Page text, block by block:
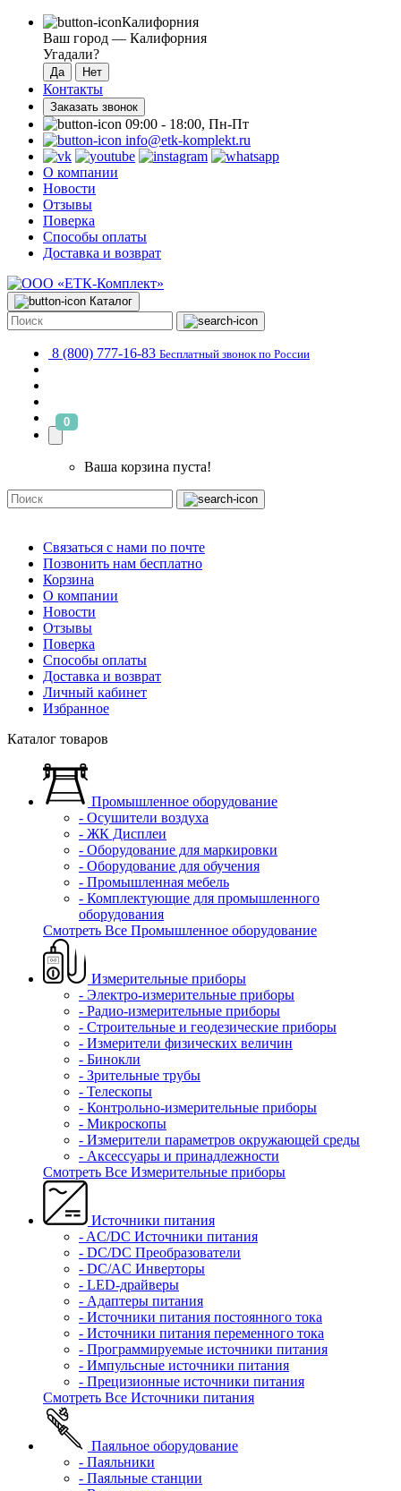
Калифорния
Ваш город — Калифорния
Угадали?
Контакты
Заказать звонок
09:00 - 18:00, Пн-Пт
info@etk-komplekt.ru
О компании
Новости
Отзывы
Поверка
Способы оплаты
Доставка и возврат
Каталог
8 (800) 777-16-83 Бесплатный звонок по России
0
Ваша корзина пуста!
Связаться с нами по почте
Позвонить нам бесплатно
Корзина
О компании
Новости
Отзывы
Поверка
Способы оплаты
Доставка и возврат
Личный кабинет
Избранное
Каталог товаров
Промышленное оборудование
- Осушители воздуха
- ЖК Дисплеи
- Оборудование для маркировки
- Оборудование для обучения
- Промышленная мебель
- Комплектующие для промышленного
оборудования
Смотреть Все Промышленное оборудование
Измерительные приборы
- Электро-измерительные приборы
- Радио-измерительные приборы
- Строительные и геодезические приборы
- Измерители физических величин
- Бинокли
- Зрительные трубы
- Телескопы
- Контрольно-измерительные приборы
- Микроскопы
- Измерители параметров окружающей среды
- Аксессуары и принадлежности
Смотреть Все Измерительные приборы
Источники питания
- AC/DC Источники питания
- DC/DC Преобразователи
- DC/AC Инверторы
- LED-драйверы
- Адаптеры питания
- Источники питания постоянного тока
- Источники питания переменного тока
- Программируемые источники питания
- Импульсные источники питания
- Прецизионные источники питания
Смотреть Все Источники питания
Паяльное оборудование
- Паяльники
- Паяльные станции